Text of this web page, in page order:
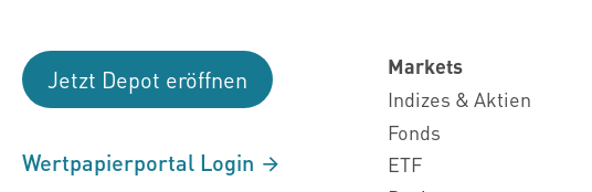
Jetzt Depot eröffnen
Wertpapierportal Login
Markets
Indizes & Aktien
Fonds
ETF